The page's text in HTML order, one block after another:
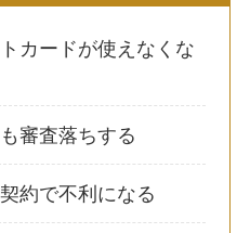
カードが使えなくな
審査落ちする
約で不利になる